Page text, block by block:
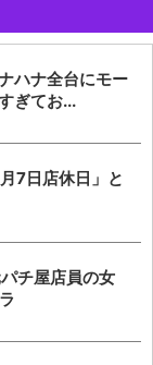
ハナ全台にモー
ぎてお...
7日店休日」と
チ屋店員の女